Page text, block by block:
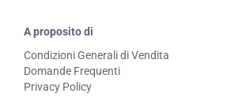
A proposito di
Condizioni Generali di Vendita
Domande Frequenti
Privacy Policy